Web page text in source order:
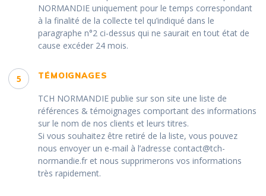
NORMANDIE uniquement pour le temps correspondant
à la finalité de la collecte tel qu’indiqué dans le
paragraphe n°2 ci-dessus qui ne saurait en tout état de
cause excéder 24 mois.
5 TÉMOIGNAGES
TCH NORMANDIE publie sur son site une liste de
références & témoignages comportant des informations
sur le nom de nos clients et leurs titres.
Si vous souhaitez être retiré de la liste, vous pouvez
nous envoyer un e-mail à l’adresse contact@tch-
normandie.fr et nous supprimerons vos informations
très rapidement.